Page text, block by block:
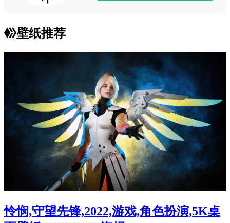
壁纸推荐
怜悯,守望先锋,2022,游戏,角色扮演,5K桌